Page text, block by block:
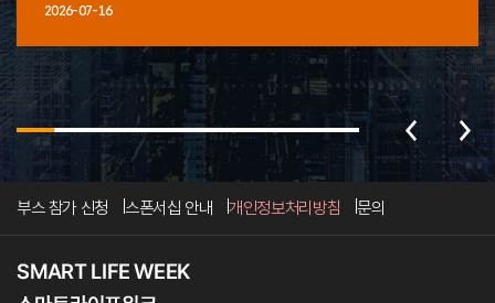
2026-07-16
부스 참가 신청 스폰서십 안내 개인정보처리방침 문의